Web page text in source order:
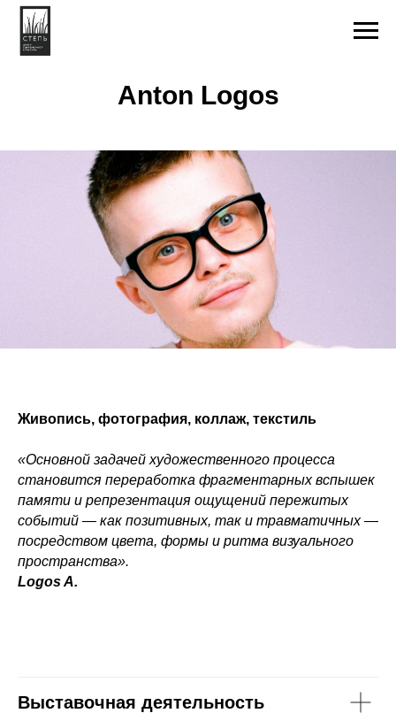
Anton Logos
Живопись, фотография, коллаж, текстиль
«Основной задачей художественного процесса
становится переработка фрагментарных вспышек
памяти и репрезентация ощущений пережитых
событий — как позитивных, так и травматичных —
посредством цвета, формы и ритма визуального
пространства».
Logos A.
Выставочная деятельность